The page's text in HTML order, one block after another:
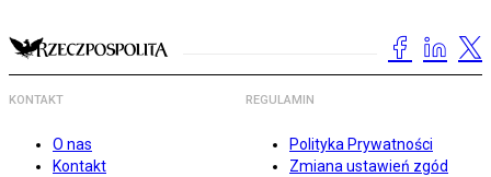
KONTAKT
O nas
Kontakt
REGULAMIN
Polityka Prywatności
Zmiana ustawień zgód